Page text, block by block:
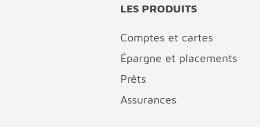
LES PRODUITS
Comptes et cartes
Épargne et placements
Prêts
Assurances